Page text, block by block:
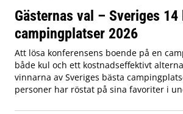
Gästernas val – Sveriges 14
campingplatser 2026
Att lösa konferensens boende på en
både kul och ett kostnadseffektivt
vinnarna av Sveriges bästa
personer har röstat på sina favoriter i